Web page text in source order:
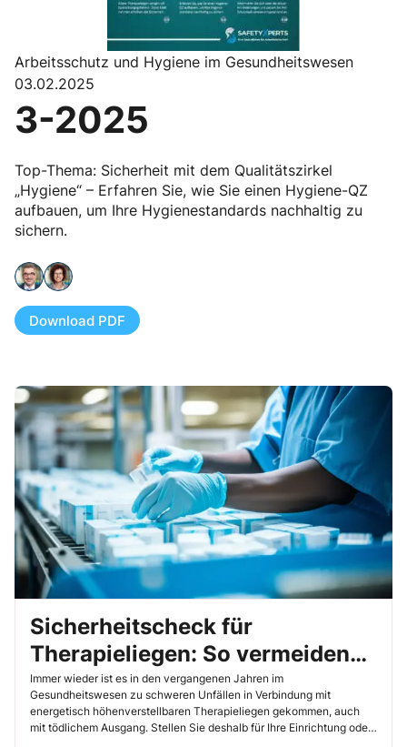
Arbeitsschutz und Hygiene im Gesundheitswesen
03.02.2025
3-2025
Top-Thema: Sicherheit mit dem Qualitätszirkel
„Hygiene“ – Erfahren Sie, wie Sie einen Hygiene-QZ
aufbauen, um Ihre Hygienestandards nachhaltig zu
sichern.
Download PDF
Sicherheitscheck für
Therapieliegen: So vermeiden
Sie Gefahren
Immer wieder ist es in den vergangenen Jahren im
Gesundheitswesen zu schweren Unfällen in Verbindung mit
energetisch höhenverstellbaren Therapieliegen gekommen, auch
mit tödlichem Ausgang. Stellen Sie deshalb für Ihre Einrichtung oder